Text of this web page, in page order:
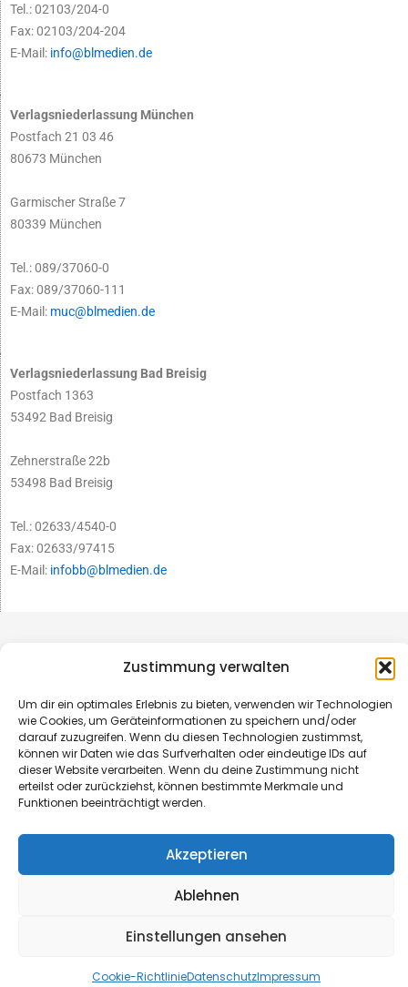
Zustimmung verwalten
Um dir ein optimales Erlebnis zu bieten, verwenden wir Technologien
wie Cookies, um Geräteinformationen zu speichern und/oder
darauf zuzugreifen. Wenn du diesen Technologien zustimmst,
können wir Daten wie das Surfverhalten oder eindeutige IDs auf
dieser Website verarbeiten. Wenn du deine Zustimmung nicht
erteilst oder zurückziehst, können bestimmte Merkmale und
Funktionen beeinträchtigt werden.
Akzeptieren
Ablehnen
Einstellungen ansehen
Cookie-RichtlinieDatenschutzImpressum
Tel.: 02103/204-0
Fax: 02103/204-204
E-Mail: info@blmedien.de
Verlagsniederlassung München
Postfach 21 03 46
80673 München
Garmischer Straße 7
80339 München
Tel.: 089/37060-0
Fax: 089/37060-111
E-Mail: muc@blmedien.de
Verlagsniederlassung Bad Breisig
Postfach 1363
53492 Bad Breisig
Zehnerstraße 22b
53498 Bad Breisig
Tel.: 02633/4540-0
Fax: 02633/97415
E-Mail: infobb@blmedien.de
Made with ♥ by HLT GmbH & Co. KG